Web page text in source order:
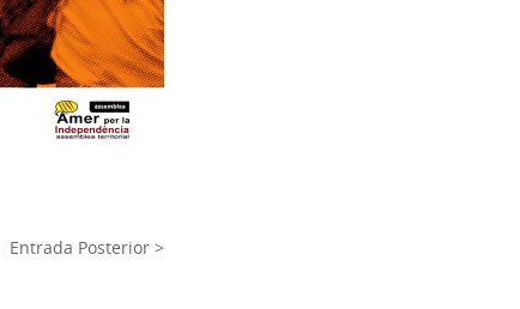
Entrada Posterior >